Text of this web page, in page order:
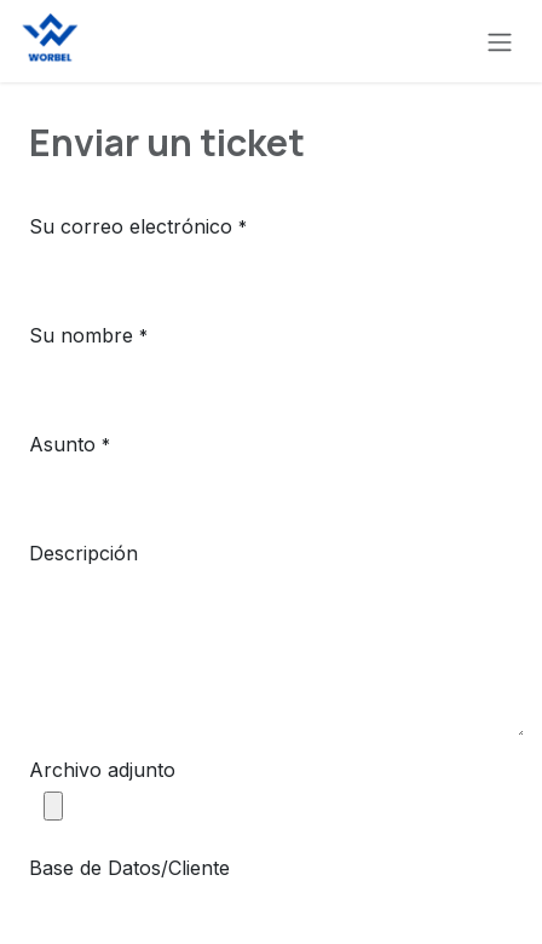
Ir al contenido
Enviar un ticket
Su correo electrónico *
Su nombre *
Asunto *
Descripción
Archivo adjunto
Base de Datos/Cliente